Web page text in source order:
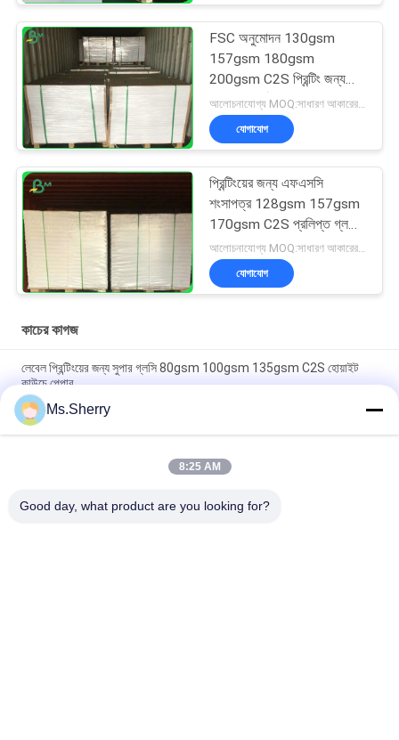
FSC অনুমোদন 130gsm
157gsm 180gsm
200gsm C2S প্রিন্টিং জন্য
প্রলিপ্ত আর্ট পেপার
যোগাযোগ
প্রিন্টিংয়ের জন্য এফএসসি
শংসাপত্র 128gsm 157gsm
170gsm C2S প্রলিপ্ত গ্লসি
পেপার
আলোচনাযোগ্য MOQ:সাধারণ আকারের জন্য 1 টন এবং বিশেষ আকারের জন্য 10 টন
যোগাযোগ
কাচের কাগজ
লেবেল প্রিন্টিংয়ের জন্য সুপার গ্লসি 80gsm 100gsm 135gsm C2S হোয়াইট
কাউচে পেপার
খাঁটি কাঠের সজ্জা চকচকে কাউচ পেপার 135gsm থেকে 300gsm ম্যাগাজিনের জন্য
লেপযুক্ত
135gsm - 350gsm গুড Absorbency কুচ কাগজ C2S চকচকে লেপা বাক্স জন্য
Ms.Sherry
8:25 AM
Good day, what product are you looking for?